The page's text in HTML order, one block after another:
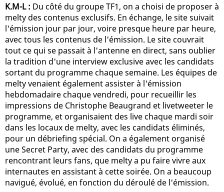
K.M-L : Du côté du groupe TF1, on a choisi de proposer à
melty des contenus exclusifs. En échange, le site suivait
l'émission jour par jour, voire presque heure par heure,
avec tous les contenus de l'émission. Le site couvrait
tout ce qui se passait à l'antenne en direct, sans oublier
la tradition d'une interview exclusive avec les candidats
sortant du programme chaque semaine. Les équipes de
melty venaient également assister à l'émission
hebdomadaire chaque vendredi, pour recueillir les
impressions de Christophe Beaugrand et livetweeter le
programme, et organisaient des live chaque mardi soir
dans les locaux de melty, avec les candidats éliminés,
pour un débriefing spécial. On a également organisé
une Secret Party, avec des candidats du programme
rencontrant leurs fans, que melty a pu faire vivre aux
internautes en assistant à cette soirée. On a beaucoup
navigué, évolué, en fonction du déroulé de l'émission.